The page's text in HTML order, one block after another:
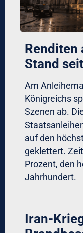
Renditen
Stand
Am
Königreichs
Szenen ab.
auf den
geklettert.
Prozent, den
Jahrhundert.
Iran-